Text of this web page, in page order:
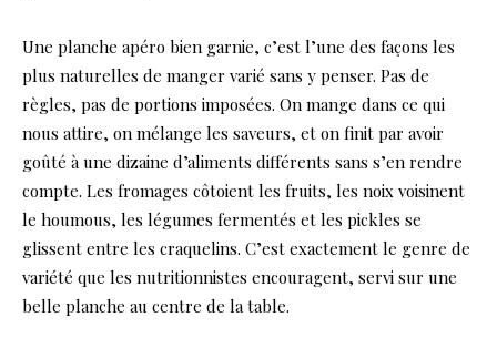
Une planche apéro bien garnie, c’est l’une des façons les
plus naturelles de manger varié sans y penser. Pas de
règles, pas de portions imposées. On mange dans ce qui
nous attire, on mélange les saveurs, et on finit par avoir
goûté à une dizaine d’aliments différents sans s’en rendre
compte. Les fromages côtoient les fruits, les noix voisinent
le houmous, les légumes fermentés et les pickles se
glissent entre les craquelins. C’est exactement le genre de
variété que les nutritionnistes encouragent, servi sur une
belle planche au centre de la table.